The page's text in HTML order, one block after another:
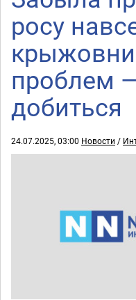
росу
проблем
добиться
24.07.2025, 03:00 Новости /